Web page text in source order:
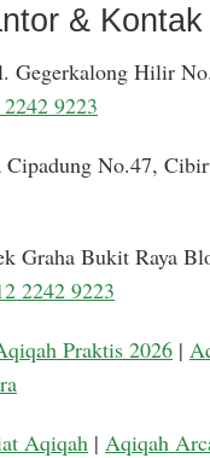
& Kontak
Gegerkalong Hilir
9223
Cipadung No.47,
Graha Bukit Raya
2242 9223
Praktis 2026 |
Aqiqah | Aqiqah